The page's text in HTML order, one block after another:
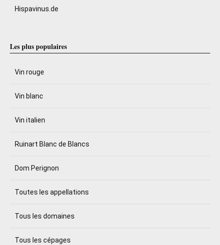
Hispavinus.de
Les plus populaires
Vin rouge
Vin blanc
Vin italien
Ruinart Blanc de Blancs
Dom Perignon
Toutes les appellations
Tous les domaines
Tous les cépages